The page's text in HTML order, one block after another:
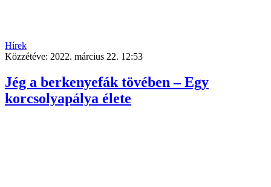
Hírek
Közzétéve: 2022. március 22. 12:53
Jég a berkenyefák tövében – Egy
korcsolyapálya élete